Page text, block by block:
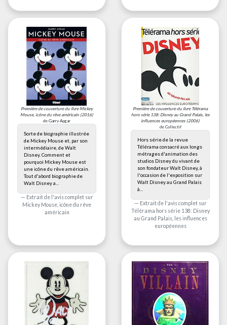
Première de couverture du livreMickey
Mouse, icône du rêve américain (2016)
de Garry Apgar
Sorte de biographie illustrée
de Mickey Mouse et, par son
intermédiaire, de Walt
Disney. Comment et
pourquoi Mickey Mouse est
une icône du rêve américain.
Tout d'abord biographie de
Walt Disney a...
Extrait de l'avis complet sur
Mickey Mouse, icône du rêve
américain
Première de couverture du livre Télérama
hors série 138: Disney au Grand Palais, les
influences européennes (2006)
de Collectif
Hors série de la revue
Télérama consacré aux longs
métrages d'animation des
studios Disney du vivant de
son fondateur Walt Disney, à
l'occasion de l'exposition sur
Walt Disney au Grand Palais
à...
Extrait de l'avis complet sur
Télérama hors série 138: Disney
au Grand Palais, les influences
européennes